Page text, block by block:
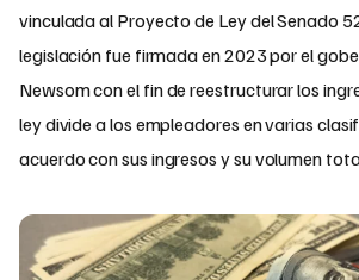
vinculada al Proyecto de Ley del Senado
legislación fue firmada en 2023 por el
Newsom con el fin de reestructurar los
ley divide a los empleadores en varias
acuerdo con sus ingresos y su volumen